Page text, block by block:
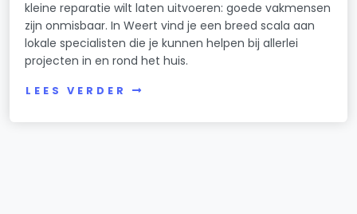
kleine reparatie wilt laten uitvoeren: goede vakmensen
zijn onmisbaar. In Weert vind je een breed scala aan
lokale specialisten die je kunnen helpen bij allerlei
projecten in en rond het huis.
LEES VERDER